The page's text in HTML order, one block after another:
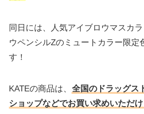
同日には、人気アイブロウマスカ
ウペンシルZのミュートカラー限定
す！
KATEの商品は、 全国のドラッグス
ショップなどでお買い求めいただけ